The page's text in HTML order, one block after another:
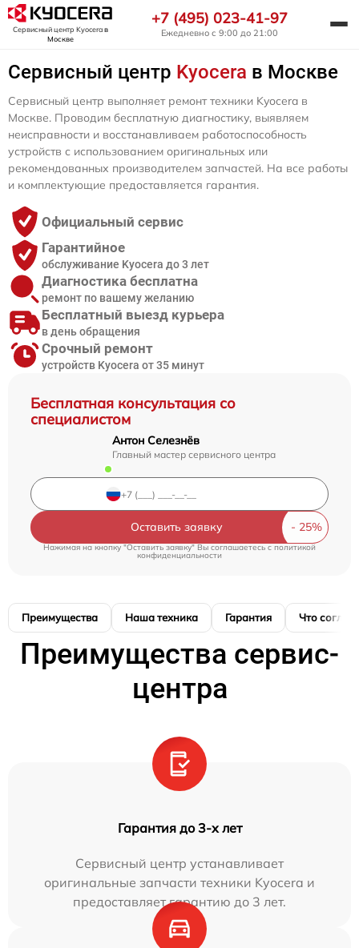
Сервисный центр Kyoceraв
Москве
+7 (495) 023-41-97
Ежедневно с 9:00 до 21:00
Сервисный центр Kyocera в Москве
Бесплатная консультация со
специалистом
Антон Селезнёв
Главный мастер сервисного центра
Оставить заявку
Нажимая на кнопку "Оставить заявку" Вы соглашаетесь c политикой
конфиденциальности
Сервисный центр выполняет ремонт техники Kyocera в
Москве. Проводим бесплатную диагностику, выявляем
неисправности и восстанавливаем работоспособность
устройств с использованием оригинальных или
рекомендованных производителем запчастей. На все работы
и комплектующие предоставляется гарантия.
Официальный сервис
Гарантийное
обслуживание Kyocera до 3 лет
Диагностика бесплатна
ремонт по вашему желанию
Бесплатный выезд курьера
в день обращения
Срочный ремонт
устройств Kyocera от 35 минут
Преимущества Наша техника Гарантия Что
Преимущества сервис-
центра
Гарантия до 3-х лет
Сервисный центр устанавливает
оригинальные запчасти техники Kyocera и
предоставляет гарантию до 3 лет.